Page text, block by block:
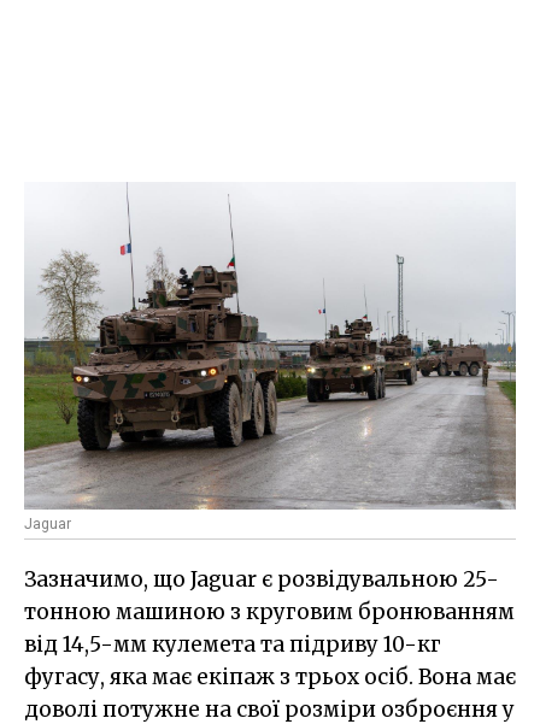
Jaguar
Зазначимо, що Jaguar є розвідувальною 25-
тонною машиною з круговим бронюванням
від 14,5-мм кулемета та підриву 10-кг
фугасу, яка має екіпаж з трьох осіб. Вона має
доволі потужне на свої розміри озброєння у